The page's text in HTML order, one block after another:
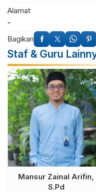
Alamat
-
Bagikan
Staf & Guru
Mansur Zainal Arifin,
S.Pd